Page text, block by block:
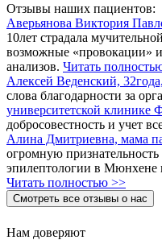
Отзывы наших пациентов:
Аверьянова Виктория
10лет страдала
возможные «провокации»
анализов. Читать
Алексей Веденский,
слова благодарности за
университетской клинике
добросовестность и учет
Алина Дмитриевна, мама
огромную
эпилептологии в Мюнхене
Читать полностью >>
Смотреть все отзывы о нас
Нам доверяют